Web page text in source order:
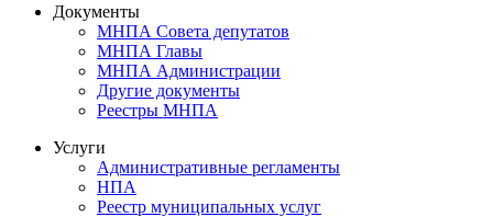
Документы
МНПА Совета депутатов
МНПА Главы
МНПА Администрации
Другие документы
Реестры МНПА
Услуги
Административные регламенты
НПА
Реестр муниципальных услуг